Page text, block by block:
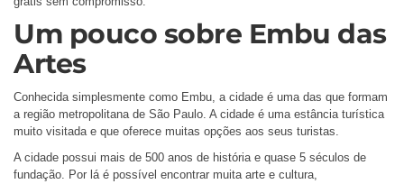
Um pouco sobre Embu das
Artes
Conhecida simplesmente como Embu, a cidade é uma das que formam
a região metropolitana de São Paulo. A cidade é uma estância turística
muito visitada e que oferece muitas opções aos seus turistas.
A cidade possui mais de 500 anos de história e quase 5 séculos de
fundação. Por lá é possível encontrar muita arte e cultura,